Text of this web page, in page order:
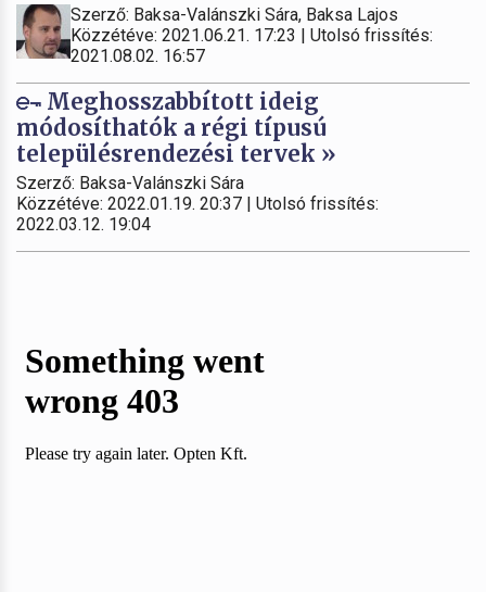
Szerző: Baksa-Valánszki Sára, Baksa Lajos
Közzétéve: 2021.06.21. 17:23 | Utolsó frissítés:
2021.08.02. 16:57
Meghosszabbított ideig
módosíthatók a régi típusú
településrendezési tervek »
Szerző: Baksa-Valánszki Sára
Közzétéve: 2022.01.19. 20:37 | Utolsó frissítés:
2022.03.12. 19:04